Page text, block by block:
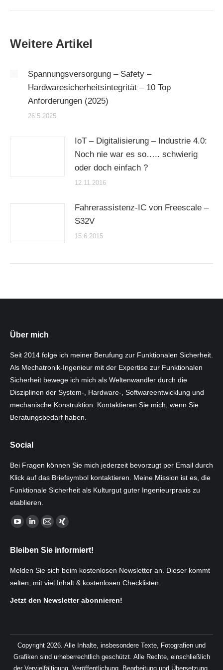
Weitere Artikel
Spannungsversorgung – Safety –
Hardwaresicherheitsintegrität – 10 Top
Anforderungen (2025)
26.5.2025
IoT – Digitalisierung – Industrie 4.0:
Noch nie war es so….. schwierig
oder doch einfach ?
12.11.2016
Fahrerassistenz-IC von Freescale –
S32V
15.6.2015
Über mich
Seit 2014 folge ich meiner Berufung zur Funktionalen Sicherheit.
Als Mechatronik-Ingenieur mit der Expertise zur Funktionalen
Sicherheit bewege ich mich als Weltenwandler durch die
Disziplinen der System-, Hardware-, Softwareentwicklung und
mechanische Konstruktion. Kontaktieren Sie mich, wenn Sie
Beratungsbedarf haben.
Social
Bei Fragen können Sie mich jederzeit bevorzugt per Email durch
Klick auf das Briefsymbol kontaktieren. Meine Mission ist es, die
Funktionale Sicherheit als Kulturgut guter Ingenieurpraxis zu
etablieren.
Finden Sie uns auf:
YouTube
opens
in
new
Linkedin
opens
in
new
E-
page
opens
in
window
XING
opens
in
new
Bleiben Sie informiert!
Melden Sie sich beim kostenlosen Newsletter an. Dieser kommt
selten, mit viel Inhalt & kostenlosen Checklisten.
Jetzt den Newsletter abonnieren!
Copyright 2026. Alle Inhalte, insbesondere Texte, Fotografien und
Grafiken sind urheberrechtlich geschützt. Alle Rechte, einschließlich
der Vervielfältigung, Veröffentlichung, Bearbeitung und Übersetzung,